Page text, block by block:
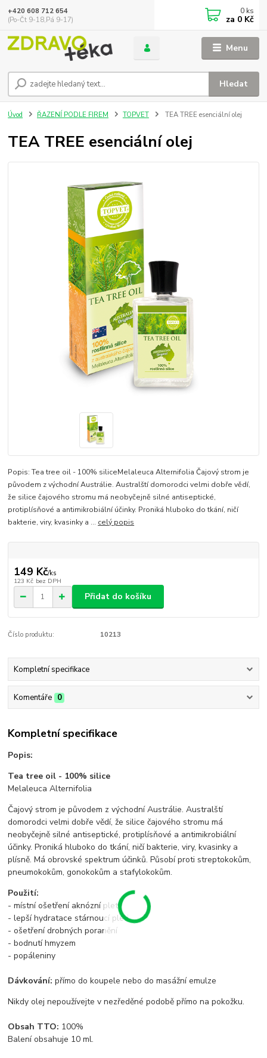
Menu
Hledat
+420 608 712 654
(Po-Čt 9-18,Pá 9-17)
0 ks
za 0 Kč
Úvod ŘAZENÍ PODLE FIREM TOPVET TEA TREE esenciální olej
TEA TREE esenciální olej
Popis: Tea tree oil - 100% siliceMelaleuca Alternifolia Čajový strom je
původem z východní Austrálie. Australští domorodci velmi dobře vědí,
že silice čajového stromu má neobyčejně silné antiseptické,
protiplísňové a antimikrobiální účinky. Proniká hluboko do tkání, ničí
bakterie, viry, kvasinky a ... celý popis
149 Kč/ks
123 Kč bez DPH
Přidat do košíku
Číslo produktu: 10213
Kompletní specifikace
Komentáře 0
Kompletní specifikace
Popis:
Tea tree oil - 100% silice
Melaleuca Alternifolia
Čajový strom je původem z východní Austrálie. Australští
domorodci velmi dobře vědí, že silice čajového stromu má
neobyčejně silné antiseptické, protiplísňové a antimikrobiální
účinky. Proniká hluboko do tkání, ničí bakterie, viry, kvasinky a
plísně. Má obrovské spektrum účinků. Působí proti streptokokům,
pneumokokům, gonokokům a stafylokokům.
Použití:
- místní ošetření aknózní pleti
- lepší hydratace stárnoucí pleti
- ošetření drobných poranění
- bodnutí hmyzem
- popáleniny
Dávkování: přímo do koupele nebo do masážní emulze
Nikdy olej nepoužívejte v nezředěné podobě přímo na pokožku.
Obsah TTO: 100%
Balení obsahuje 10 ml.